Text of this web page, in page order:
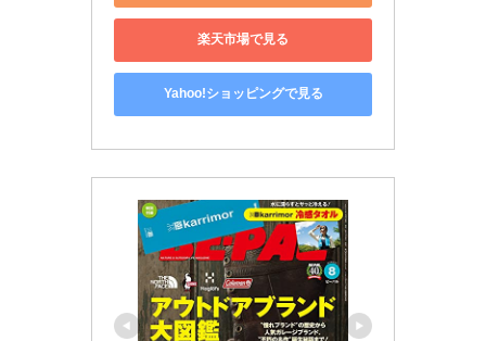
楽天市場で見る
Yahoo!ショッピングで見る